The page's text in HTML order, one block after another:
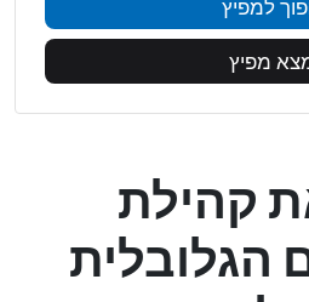
למפיץ
מפיץ
קהילת
הגלובלית